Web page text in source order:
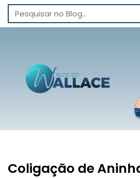
Pular
conteúdo
Coligação de